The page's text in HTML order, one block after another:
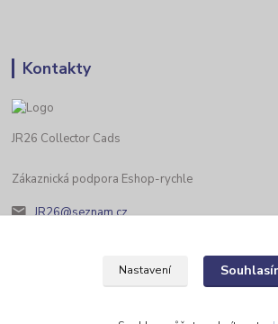
Kontakty
JR26 Collector Cads
Zákaznická podpora Eshop-rychle
JR26@seznam.cz
Nastavení